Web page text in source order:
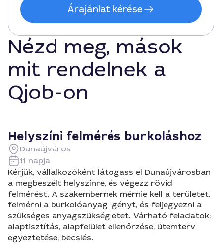
Árajánlat kérése
Nézd meg, mások
mit rendelnek a
Qjob-on
Helyszíni felmérés burkoláshoz
Dunaújváros
11 napja
Kérjük, vállalkozóként látogass el Dunaújvárosban
a megbeszélt helyszínre, és végezz rövid
felmérést. A szakembernek mérnie kell a területet,
felmérni a burkolóanyag igényt, és feljegyezni a
szükséges anyagszükségletet. Várható feladatok:
alaptisztítás, alapfelület ellenőrzése, ütemterv
egyeztetése, becslés.